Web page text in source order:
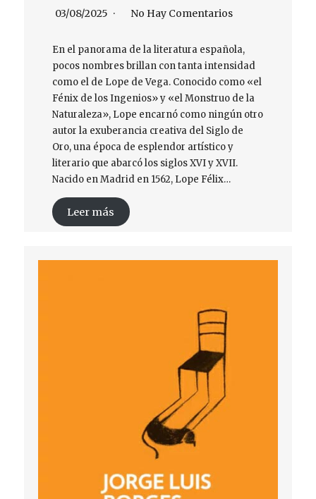
03/08/2025 No Hay Comentarios
En el panorama de la literatura española,
pocos nombres brillan con tanta intensidad
como el de Lope de Vega. Conocido como «el
Fénix de los Ingenios» y «el Monstruo de la
Naturaleza», Lope encarnó como ningún otro
autor la exuberancia creativa del Siglo de
Oro, una época de esplendor artístico y
literario que abarcó los siglos XVI y XVII.
Nacido en Madrid en 1562, Lope Félix…
Leer más